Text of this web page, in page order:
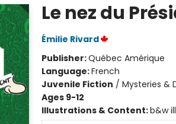
Le nez du
Émilie Rivard
Publisher:Québec Amérique
Language:French
Juvenile Fiction / Mysteries &
Ages 9-12
Illustrations & Content:b&w